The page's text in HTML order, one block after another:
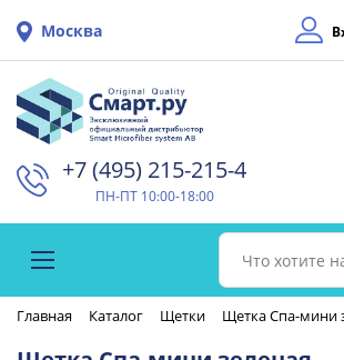
Москва
+7 (495) 215-215-4⁠
ПН-ПТ 10:00-18:00
Главная Каталог Щетки Щетка Спа-мини